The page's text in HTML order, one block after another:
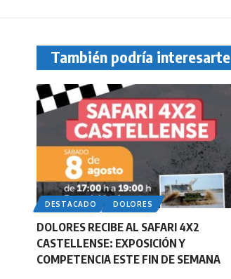
También podría interesarte
DESTACADO DOLORES
DOLORES RECIBE AL SAFARI 4X2
CASTELLENSE: EXPOSICIÓN Y
COMPETENCIA ESTE FIN DE SEMANA